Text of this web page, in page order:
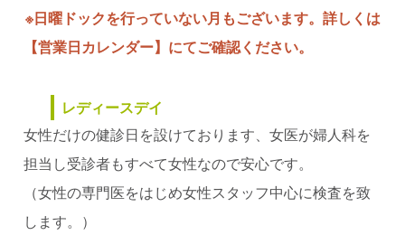
※日曜ドックを行っていない月もございます。詳しくは
【営業日カレンダー】にてご確認ください。
レディースデイ
女性だけの健診日を設けております、女医が婦人科を
担当し受診者もすべて女性なので安心です。
（女性の専門医をはじめ女性スタッフ中心に検査を致
します。）